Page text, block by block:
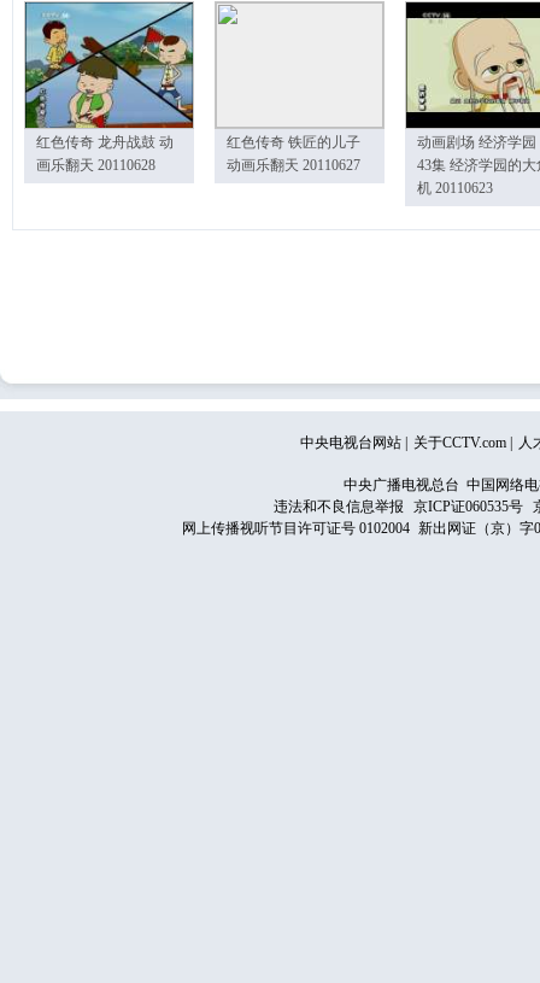
红色传奇 龙舟战鼓 动
画乐翻天 20110628
红色传奇 铁匠的儿子
动画乐翻天 20110627
动画剧场 经济学园
43集 经济学园的大
机 20110623
中央电视台网站 关于CCTV.com 人
中央广播电视总台 中国网络
违法和不良信息举报
京ICP证060535号
网上传播视听节目许可证号 0102004 新出网证（京）